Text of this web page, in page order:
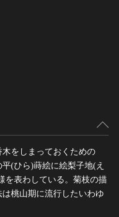
をしまっておくための
(ひら)蒔絵に絵梨子地(え
を表わしている。菊枝の描
桃山期に流行したいわゆ